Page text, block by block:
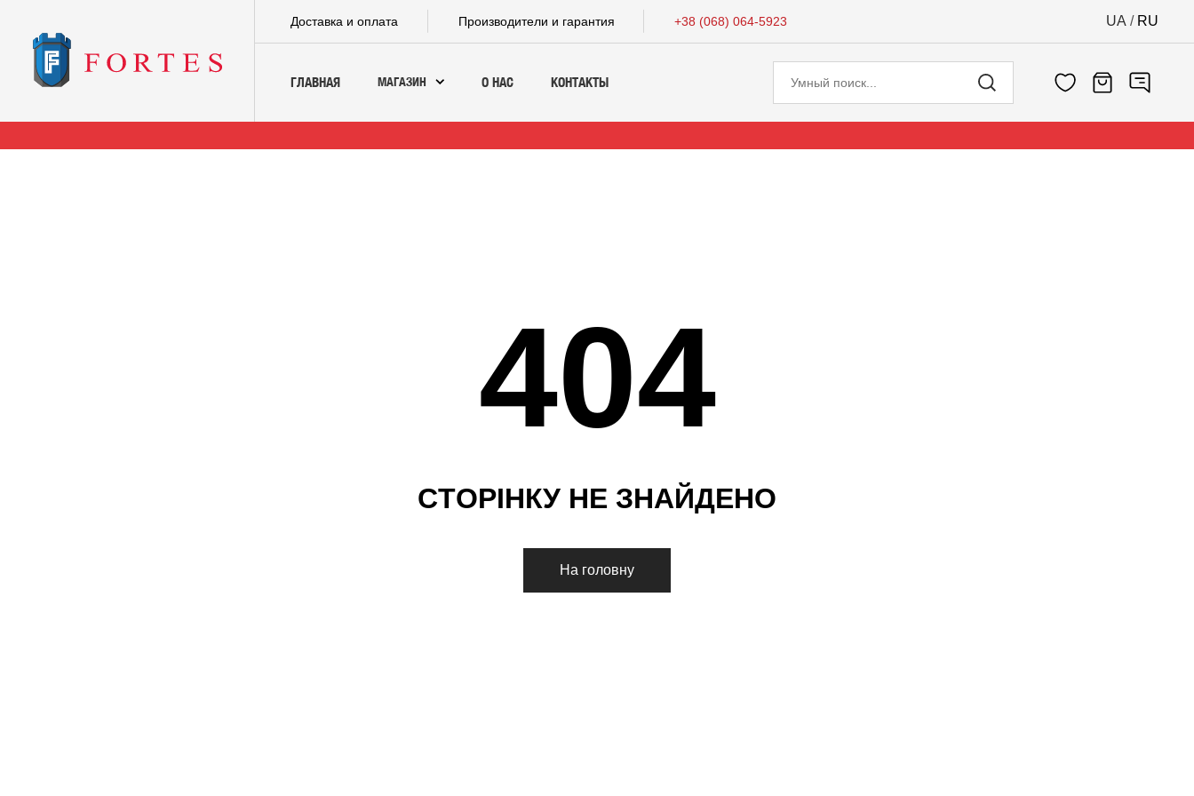
Доставка и оплата Производители и гарантия +38 (068) 064-5923 UA / RU
ГЛАВНАЯ МАГАЗИН О НАС КОНТАКТЫ
404
СТОРІНКУ НЕ ЗНАЙДЕНО
На головну